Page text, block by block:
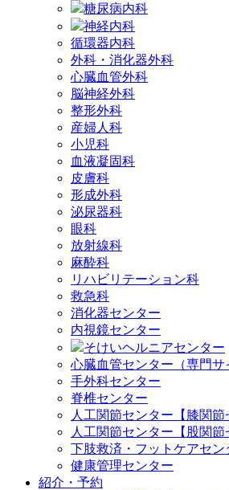
糖尿病内科
神経内科
循環器内科
外科・消化器外科
心臓血管外科
脳神経外科
整形外科
産婦人科
小児科
血液凝固科
皮膚科
形成外科
泌尿器科
眼科
放射線科
麻酔科
リハビリテーション科
救急科
消化器センター
内視鏡センター
そけいヘルニアセンター
心臓血管センター（専門サ
手外科センター
脊椎センター
人工関節センター【膝関節
人工関節センター【股関節
下肢救済・フットケアセン
健康管理センター
紹介・予約